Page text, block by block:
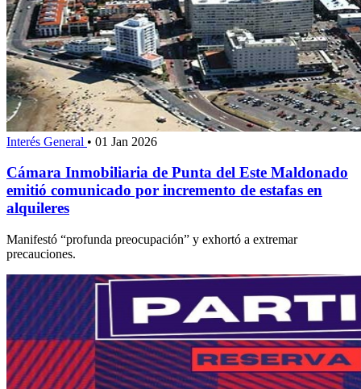
Interés General • 01 Jan 2026
Cámara Inmobiliaria de Punta del Este Maldonado
emitió comunicado por incremento de estafas en
alquileres
Manifestó “profunda preocupación” y exhortó a extremar
precauciones.